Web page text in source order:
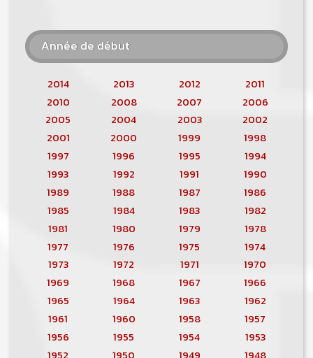
Année de début
2014 2013 2012
2011
2010
2008 2007
2006
2005
2004 2003
2002
2001
2000 1999
1998
1997
1996 1995
1994
1993
1992 1991
1990
1989
1988 1987
1986
1985
1984 1983
1982
1981
1980 1979
1978
1977
1976 1975
1974
1973
1972 1971
1970
1969
1968 1967
1966
1965
1964 1963
1962
1961
1960 1958
1957
1956
1955 1954
1953